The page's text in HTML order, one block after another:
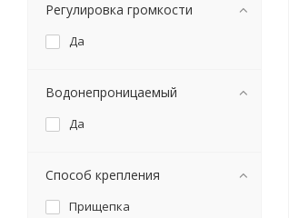
ПК "Лаборатория
Самоздрав
SHANTOU XINGMA INDUSTRY
CO Ltd.
ООО "Торг Лайнс"
АО ТрансВит
ООО Экотех
Регулировка громкости
Да
Водонепроницаемый
Да
Способ крепления
Прищепка